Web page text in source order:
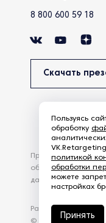
8 800 600 59 18
Скачать
Разработка сайта —
© 2026 – Eurasia
Продолжая
обработку файлов
данных, в
Пользуясь
обработку
политикой
обработки
можете
настройках
Принять